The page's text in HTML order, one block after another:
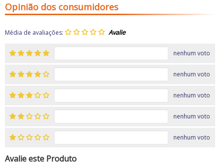
Suspensão
Transmissão
Opinião dos consumidores
Média de avaliações:
nenhum voto
nenhum voto
nenhum voto
nenhum voto
nenhum voto
Avalie este Produto